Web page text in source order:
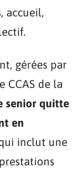
accueil,
gérées par
CCAS de la
senior quitte
en
inclut une